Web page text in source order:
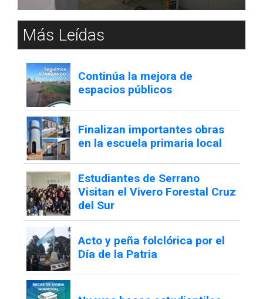
Más Leídas